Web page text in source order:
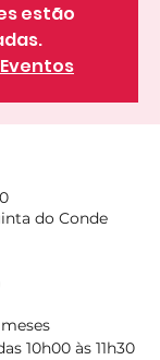
estão
do Conde
10h00 às 11h30